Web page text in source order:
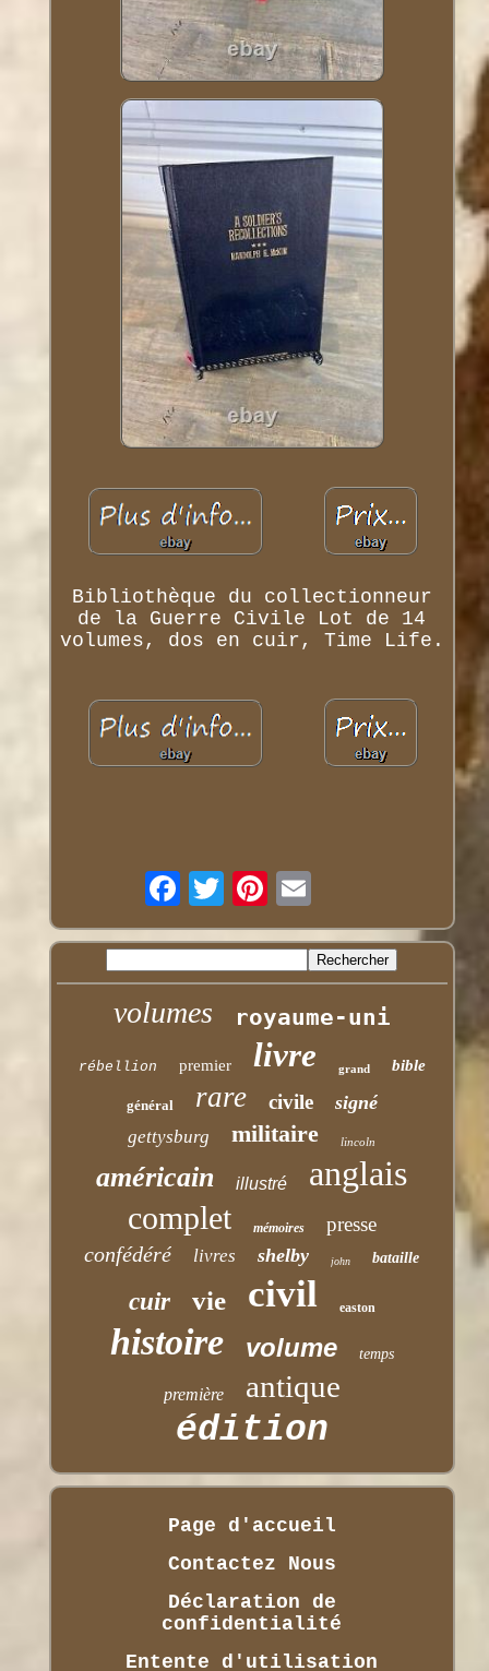
Bibliothèque du collectionneur
de la Guerre Civile Lot de 14
volumes, dos en cuir, Time Life.
volumes royaume-uni
rébellion premier livre grand bible
général rare civile signé
gettysburg militaire lincoln
américain illustré anglais
complet mémoires presse
confédéré livres shelby john bataille
cuir vie civil easton
histoire volume temps
première antique
édition
Page d'accueil
Contactez Nous
Déclaration de
confidentialité
Entente d'utilisation